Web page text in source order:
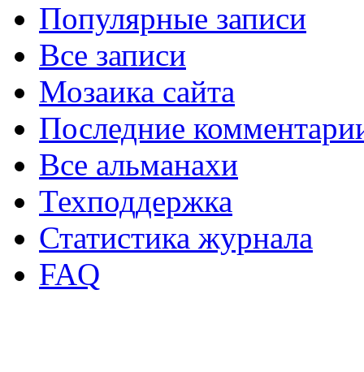
Популярные записи
Все записи
Мозаика сайта
Последние
Все альманахи
Техподдержка
Статистика журнала
FAQ